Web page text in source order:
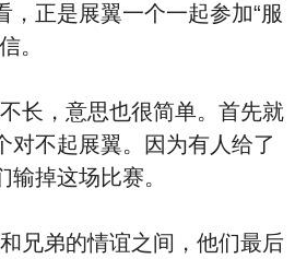
，正是展翼一个一起参加“服
。
，意思也很简单。首先就
对不起展翼。因为有人给了
掉这场比赛。
弟的情谊之间，他们最后